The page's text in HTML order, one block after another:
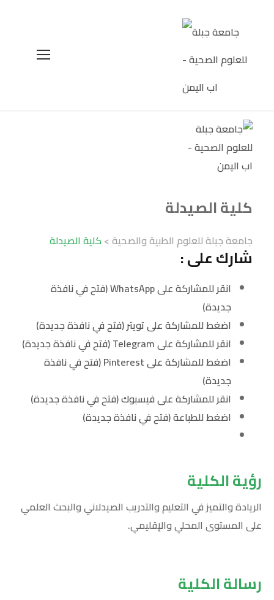
كلية الصيدلة
جامعة جبلة للعلوم الطبية والصحية>كلية الصيدلة
شارك على :
انقر للمشاركة على WhatsApp (فتح في نافذة
جديدة)
اضغط للمشاركة على تويتر (فتح في نافذة جديدة)
انقر للمشاركة على Telegram (فتح في نافذة جديدة)
اضغط للمشاركة على Pinterest (فتح في نافذة
جديدة)
انقر للمشاركة على فيسبوك (فتح في نافذة جديدة)
اضغط للطباعة (فتح في نافذة جديدة)
رؤية الكلية
الريادة والتميز في التعليم والتدريب الصيدلاني والبحث العلمي
على المستوى المحلي والإقليمي.
رسالة الكلية